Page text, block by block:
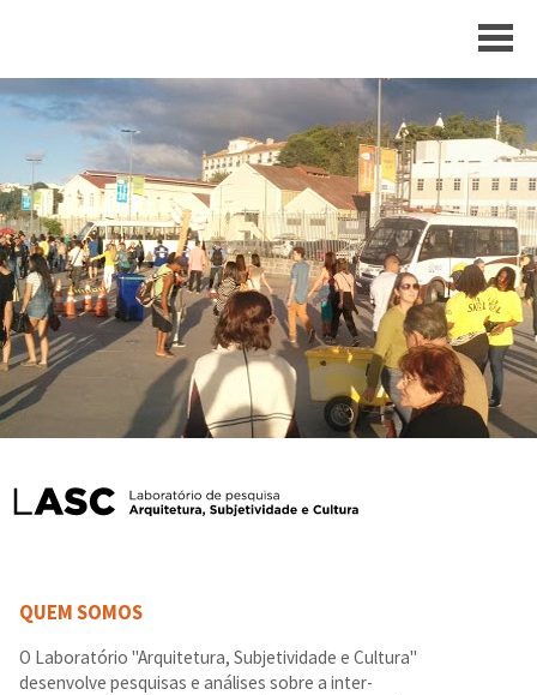
QUEM SOMOS
O Laboratório "Arquitetura, Subjetividade e Cultura"
desenvolve pesquisas e análises sobre a inter-